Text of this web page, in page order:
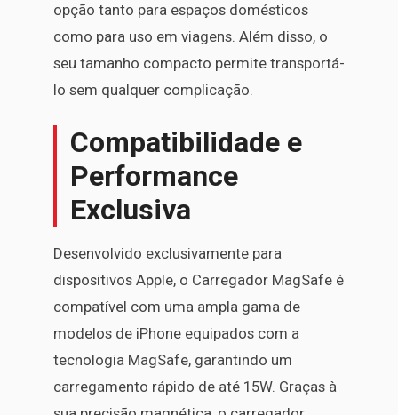
opção tanto para espaços domésticos
como para uso em viagens. Além disso, o
seu tamanho compacto permite transportá-
lo sem qualquer complicação.
Compatibilidade e
Performance
Exclusiva
Desenvolvido exclusivamente para
dispositivos Apple, o Carregador MagSafe é
compatível com uma ampla gama de
modelos de iPhone equipados com a
tecnologia MagSafe, garantindo um
carregamento rápido de até 15W. Graças à